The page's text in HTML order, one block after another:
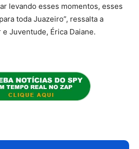
levando esses momentos, esses
toda Juazeiro”, ressalta a
Juventude, Érica Daiane.